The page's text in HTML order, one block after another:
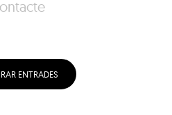
ENTRADES